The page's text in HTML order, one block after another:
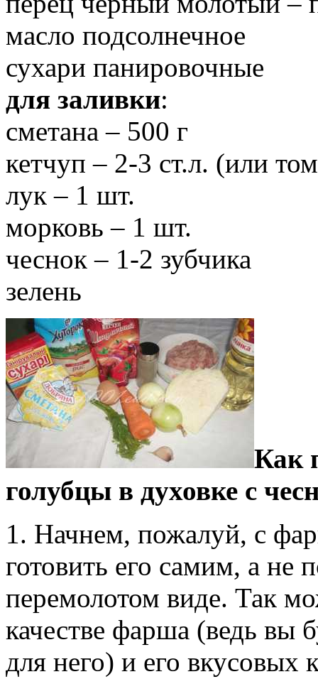
масло подсолнечное
сухари панировочные
для заливки:
сметана – 500 г
кетчуп – 2-3 ст.л. (или
лук – 1 шт.
морковь – 1 шт.
чеснок – 1-2 зубчика
зелень
Как
голубцы в духовке с
1. Начнем, пожалуй, с
готовить его самим, а не
перемолотом виде. Так
качестве фарша (ведь вы
для него) и его вкусовых